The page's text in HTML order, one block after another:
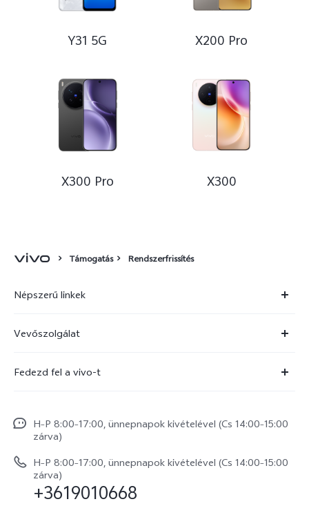
Y31 5G X200 Pro
X300 Pro X300
Támogatás Rendszerfrissítés
Népszerű linkek
X300 Pro
V70 FE
Y31 5G
Vevőszolgálat
Rendszerfrissítés
vivo Jótállási Politika
Vevőszolgálati adatvédelmi nyilatkozat
LUT-ok letöltése a Log helyreállításához
Fedezd fel a vivo-t
Jogi szabályozás
Rólunk
vivo Személyes Adatok Védelme
H–P 8:00–17:00, ünnepnapok kivételével (Cs 14:00–15:00
zárva)
H–P 8:00–17:00, ünnepnapok kivételével (Cs 14:00–15:00
zárva)
+3619010668